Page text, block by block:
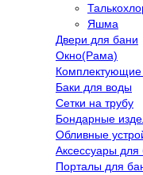
Яшма
Двери для бани
Окно(Рама)
Баки для воды
Сетки на трубу
Бондарные
Обливные
Аксессуары
Порталы для